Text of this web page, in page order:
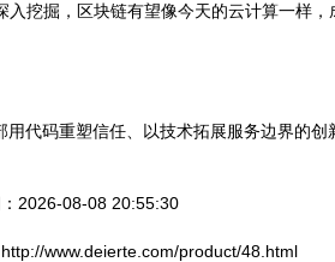
挖掘，区块链有望像今天的云计算一样
代码重塑信任、以技术拓展服务边界的创
2026-08-08 20:55:30
www.deierte.com/product/48.html